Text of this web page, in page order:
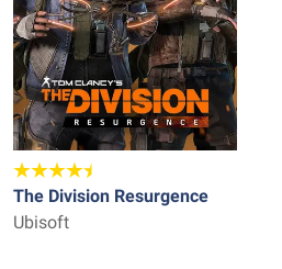
The Division Resurgence
Ubisoft